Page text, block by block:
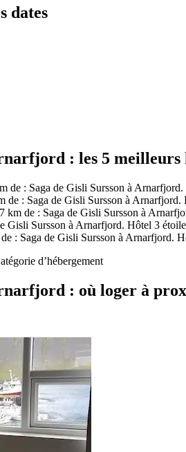
dates
: les 5
de : Saga de Gisli Sursson à
: Saga de Gisli Sursson à
de : Saga de Gisli Sursson à
Gisli Sursson à Arnarfjord. Hôtel 3
: Saga de Gisli Sursson à Arnarfjord.
d’hébergement
: où loger à